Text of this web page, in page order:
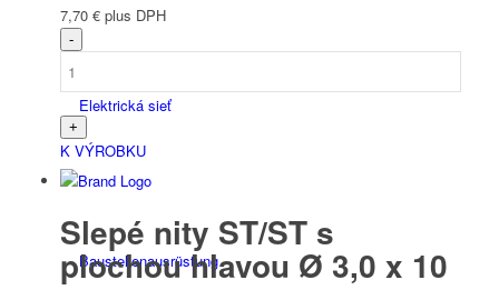
Elektrická sieť
Bau­stellen­aus­rüstung
7,70 € plus DPH
K VÝROBKU
Slepé nity ST/ST s
plochou hlavou Ø 3,0 x 10